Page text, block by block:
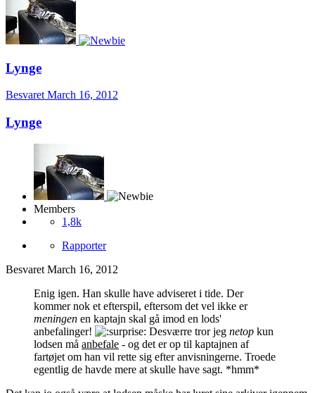
Lynge
Besvaret March 16, 2012
Lynge
Members
1,8k
Rapporter
Besvaret March 16, 2012
Enig igen. Han skulle have adviseret i tide. Der
kommer nok et efterspil, eftersom det vel ikke er
meningen en kaptajn skal gå imod en lods'
anbefalinger!
Desværre tror jeg netop kun
lodsen må anbefale - og det er op til kaptajnen af
fartøjet om han vil rette sig efter anvisningerne. Troede
egentlig de havde mere at skulle have sagt. *hmm*